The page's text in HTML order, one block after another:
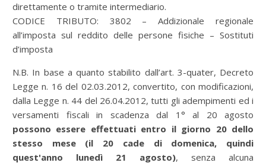
direttamente o tramite intermediario.
CODICE TRIBUTO: 3802 – Addizionale regionale
all’imposta sul reddito delle persone fisiche – Sostituti
d’imposta
N.B. In base a quanto stabilito dall’art. 3-quater, Decreto
Legge n. 16 del 02.03.2012, convertito, con modificazioni,
dalla Legge n. 44 del 26.04.2012, tutti gli adempimenti ed i
versamenti fiscali in scadenza dal 1° al 20 agosto
possono essere effettuati entro il giorno 20 dello
stesso mese (il 20 cade di domenica, quindi
quest'anno lunedì 21 agosto), senza alcuna